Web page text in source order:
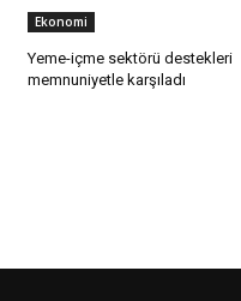
Ekonomi
Yeme-içme sektörü destekleri
memnuniyetle karşıladı